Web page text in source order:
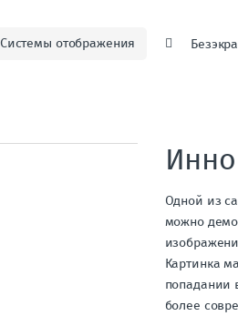
Системы отображения
Одной из
можно
Картинка
попадании
более